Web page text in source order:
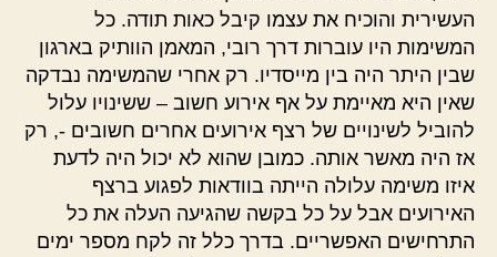
העשירית והוכיח את עצמו קיבל כאות תודה. כל
המשימות היו עוברות דרך רובי, המאמן הוותיק בארגון
שבין היתר היה בין מייסדיו. רק אחרי שהמשימה נבדקה
שאין היא מאיימת על אף אירוע חשוב – ששינויו עלול
להוביל לשינויים של רצף אירועים אחרים חשובים -, רק
אז היה מאשר אותה. כמובן שהוא לא יכול היה לדעת
איזו משימה עלולה הייתה בוודאות לפגוע ברצף
האירועים אבל על כל בקשה שהגיעה העלה את כל
התרחישים האפשריים. בדרך כלל זה לקח מספר ימים